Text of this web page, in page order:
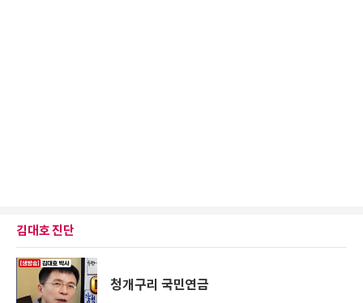
김대호 진단
청개구리 국민연금